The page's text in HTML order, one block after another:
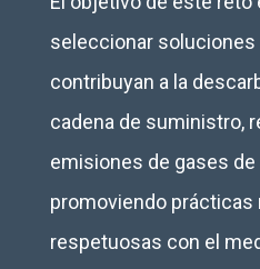
seleccionar soluciones
contribuyan a la
cadena de suministro,
emisiones de gases
promoviendo
respetuosas con el